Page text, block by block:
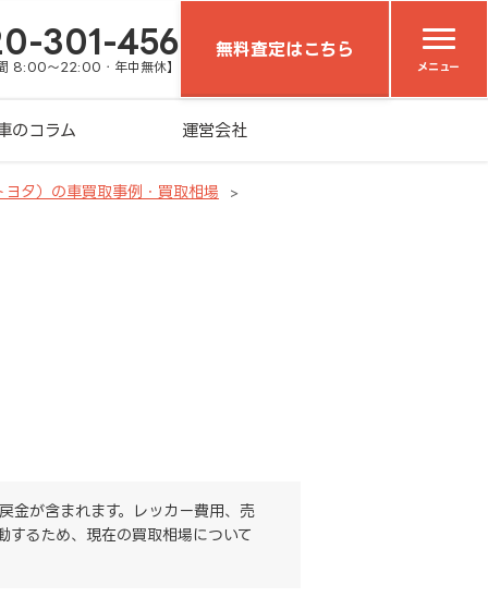
301-456
8:00～22:00・年中無休】
無料査定はこちら
メニュー
のコラム 運営会社
タ）の車買取事例・買取相場
金が含まれます。レッカー費用、売
するため、現在の買取相場について